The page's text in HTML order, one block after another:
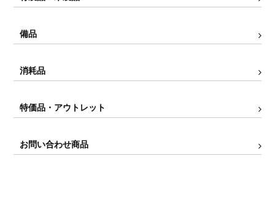
備品
消耗品
特価品・アウトレット
お問い合わせ商品